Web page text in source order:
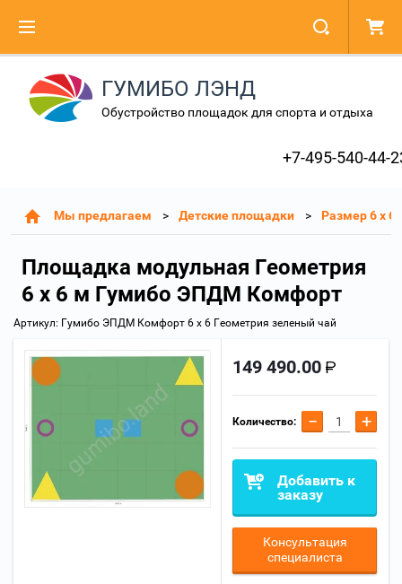
ГУМИБО ЛЭНД
Обустройство площадок для спорта и отдыха
+7-495-540-44-
Мы предлагаем Детские площадки Размер 6 х 6
Площадка модульная Геометрия
6 х 6 м Гумибо ЭПДМ Комфорт
Артикул: Гумибо ЭПДМ Комфорт 6 х 6 Геометрия зеленый чай
149 490.00
Количество: − +
Добавить к
заказу
Консультация
специалиста